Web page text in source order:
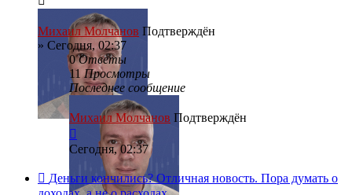
Михаил Молчанов Подтверждён
» Сегодня, 02:37
0Ответы
11Просмотры
Последнее сообщение
Михаил Молчанов Подтверждён
Сегодня, 02:37
Деньги кончились? Отличная новость. Пора думать о